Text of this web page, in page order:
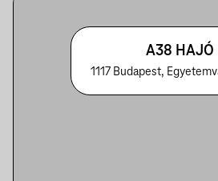
A38 HAJÓ
1117 Budapest,